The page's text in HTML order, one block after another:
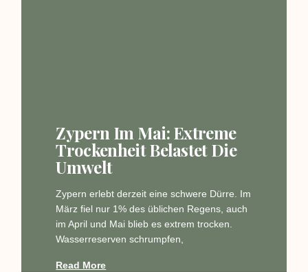
Zypern Im Mai: Extreme
Trockenheit Belastet Die
Umwelt
Zypern erlebt derzeit eine schwere Dürre. Im
März fiel nur 1% des üblichen Regens, auch
im April und Mai blieb es extrem trocken.
Wasserreserven schrumpfen,
Read More